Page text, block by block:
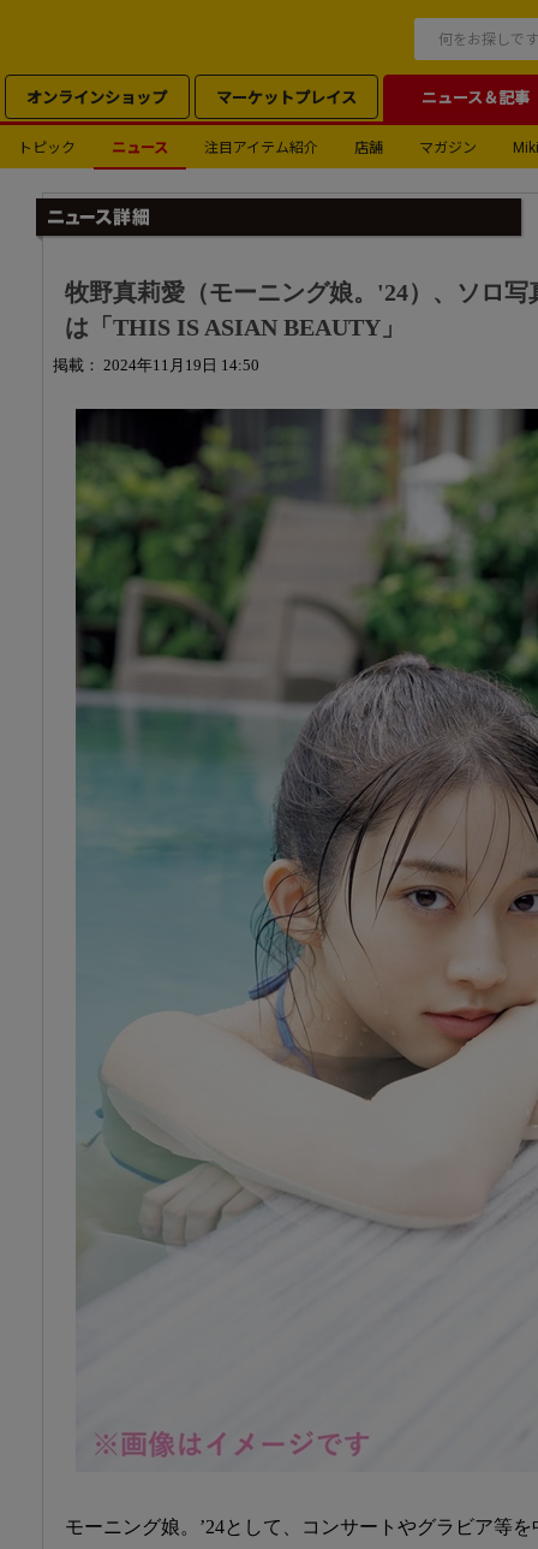
オンラインショップ マーケットプレイス ニュース＆記事
トピック ニュース 注目アイテム紹介 店舗 マガジン
牧野真莉愛（モーニング娘。'24）、ソロ
は「THIS IS ASIAN BEAUTY」
掲載： 2024年11月19日 14:50
モーニング娘。’24として、コンサートやグラビア等